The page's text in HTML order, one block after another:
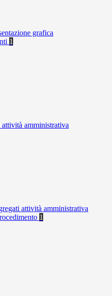
grafica
1
amministrativa
attività amministrativa
1